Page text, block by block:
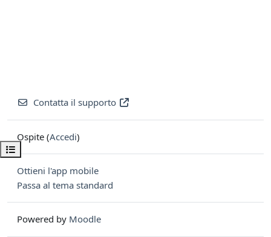
Apri indice del corso
Contatta il supporto
Ospite (Accedi)
Ottieni l'app mobile
Passa al tema standard
Powered by Moodle